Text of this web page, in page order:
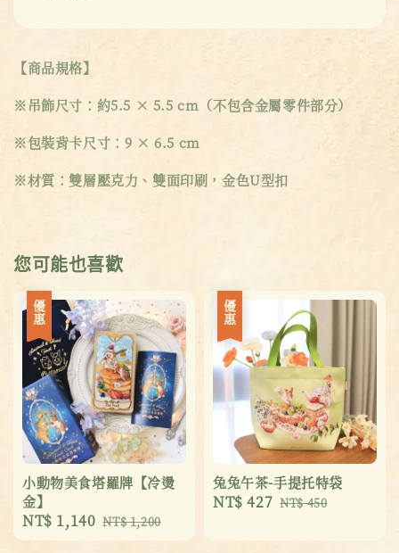
【商品規格】
※吊飾尺寸：約5.5 × 5.5 cm（不包含金屬零件部分）
※包裝背卡尺寸：9 × 6.5 cm
※材質：雙層壓克力、雙面印刷，金色U型扣
您可能也喜歡
優惠
小動物美食塔羅牌【冷燙
金】
Sale
price
NT$ 1,140 Regular
NT$ 1,200
優惠
兔兔午茶-手提托特袋
Sale
NT$ 427 Regular
NT$ 450